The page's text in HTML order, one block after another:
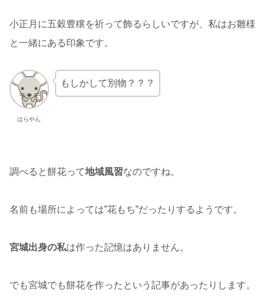
小正月に五穀豊穣を祈って飾るらしいですが、私はお雛様
と一緒にある印象です。
はらやん
もしかして別物？？？
調べると餅花って地域風習なのですね。
名前も場所によっては”花もち”だったりするようです。
宮城出身の私は作った記憶はありません。
でも宮城でも餅花を作ったという記事があったりします。